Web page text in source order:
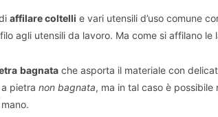
affilare coltelli e vari utensili d’uso comune
agli utensili da lavoro. Ma come si affilano le
bagnata che asporta il materiale con
pietra non bagnata, ma in tal caso è